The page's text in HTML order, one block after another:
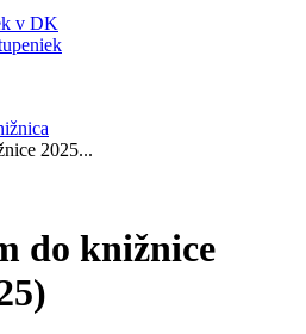
v DK
2025...
do knižnice